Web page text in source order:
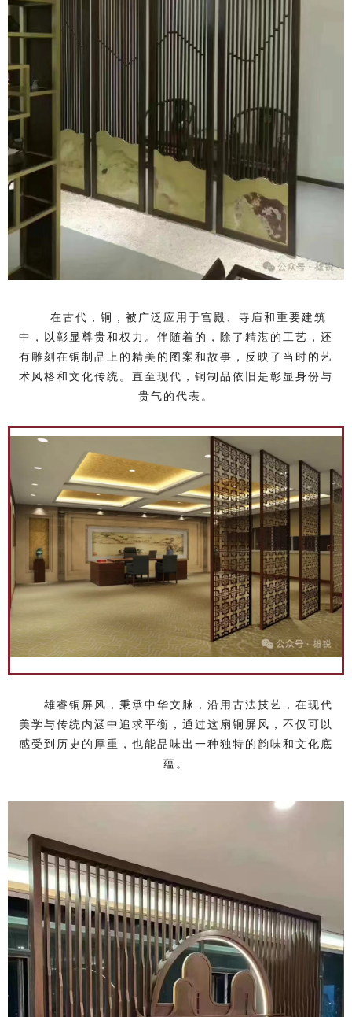
在古代，铜，被广泛应用于宫殿、寺庙和重要建筑
中，以彰显尊贵和权力。伴随着的，除了精湛的工艺，还
有雕刻在铜制品上的精美的图案和故事，反映了当时的艺
术风格和文化传统。直至现代，铜制品依旧是彰显身份与
贵气的代表。
雄睿铜屏风，秉承中华文脉，沿用古法技艺，在现代
美学与传统内涵中追求平衡，通过这扇铜屏风，不仅可以
感受到历史的厚重，也能品味出一种独特的韵味和文化底
蕴。